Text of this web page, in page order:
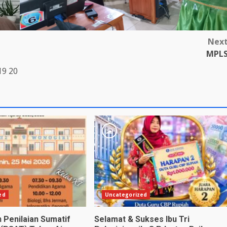
20
Penilaian Sumatif
Uncategorized
Selamat & Sukses Ibu Tri